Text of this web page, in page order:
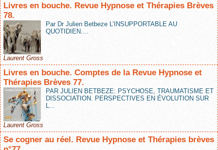
Livres en bouche. Revue Hypnose et Thérapies Brèves
78.
Par Dr Julien Betbeze L’INSUPPORTABLE AU
QUOTIDIEN....
Laurent Gross
Livres en bouche. Comptes de la Revue Hypnose et
Thérapies Brèves 77.
PAR JULIEN BETBEZE: PSYCHOSE, TRAUMATISME ET
DISSOCIATION. PERSPECTIVES EN ÉVOLUTION SUR
L...
Laurent Gross
Se cogner au réel. Revue Hypnose et Thérapies brèves